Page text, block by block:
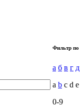
Фильтр по
а б в г д
a b c d
0-9